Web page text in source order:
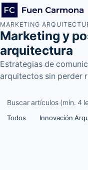
MARKETING
Marketing y
arquitectura
Estrategias de
arquitectos sin perder
Buscar artículos
Todos Innovación